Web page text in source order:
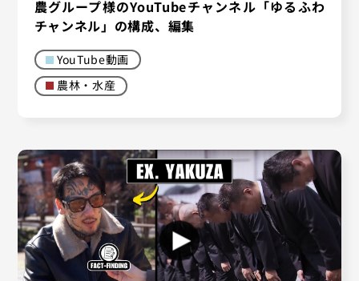
農グループ様のYouTubeチャンネル「ゆるふわ
チャンネル」の構成、編集
YouTube動画
農林・水産